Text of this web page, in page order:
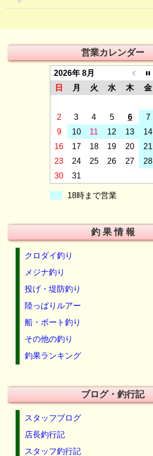
営業カレンダー
2026年 8月
日
月 火 水 木 金
2
3 4 5 6 7
9
10 11 12 13 14
16
17 18 19 20 21
23
24 25 26 27 28
30
31
18時まで営業
釣 果 情 報
クロダイ釣り
メジナ釣り
投げ・堤防釣り
陸っぱりルアー
船・ボート釣り
その他の釣り
釣果ランキング
ブログ・釣行記
スタッフブログ
店長釣行記
スタッフ釣行記